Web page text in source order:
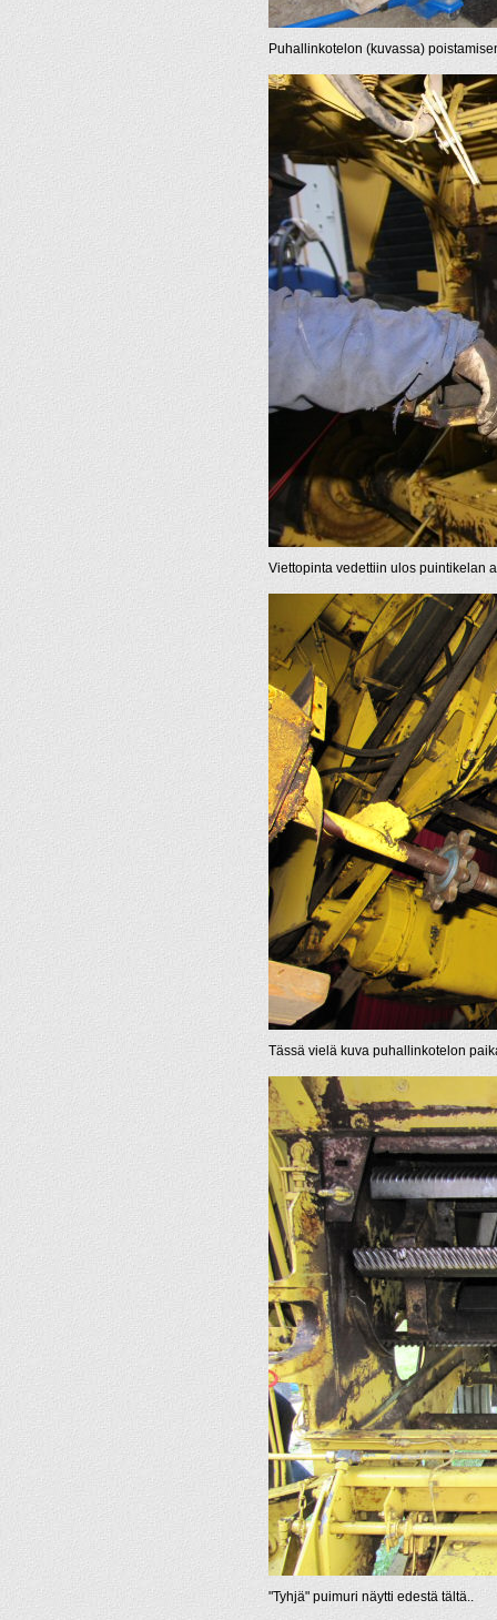
Puhallinkotelon (kuvassa)
Viettopinta vedettiin ulos puintikelan
Tässä vielä kuva puhallinkotelon
"Tyhjä" puimuri näytti edestä tältä..